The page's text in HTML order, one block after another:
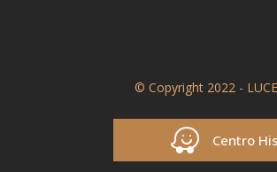
© Copyright 2022 -
Centro